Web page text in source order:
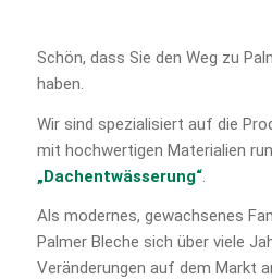
Schön, dass Sie den Weg zu
haben.
Wir sind spezialisiert auf die
mit hochwertigen Materialien
„Dachentwässerung“.
Als modernes, gewachsenes
Palmer Bleche sich über viele
Veränderungen auf dem Markt